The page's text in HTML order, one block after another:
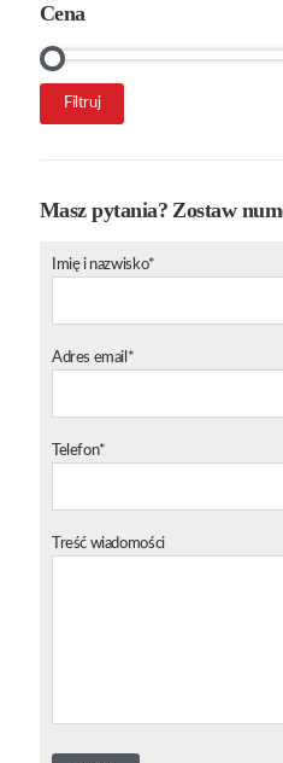
Cena
Cena
Cena
Filtruj
Masz pytania? Zostaw
Imię i nazwisko*
Adres email*
Telefon*
Treść wiadomości